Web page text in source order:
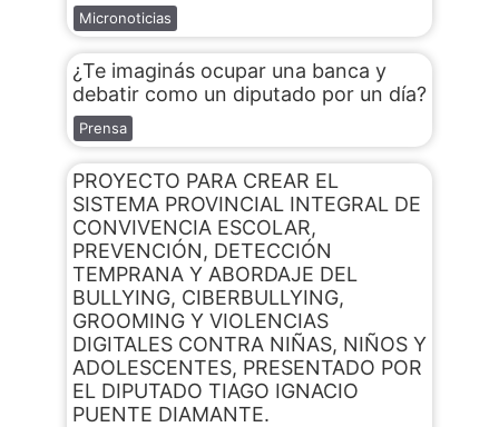
Micronoticias
¿Te imaginás ocupar una banca y
debatir como un diputado por un día?
Prensa
PROYECTO PARA CREAR EL
SISTEMA PROVINCIAL INTEGRAL DE
CONVIVENCIA ESCOLAR,
PREVENCIÓN, DETECCIÓN
TEMPRANA Y ABORDAJE DEL
BULLYING, CIBERBULLYING,
GROOMING Y VIOLENCIAS
DIGITALES CONTRA NIÑAS, NIÑOS Y
ADOLESCENTES, PRESENTADO POR
EL DIPUTADO TIAGO IGNACIO
PUENTE DIAMANTE.